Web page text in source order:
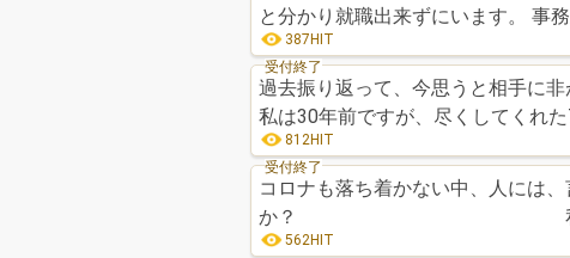
と分かり就職出来ずにいます。 事
387HIT
受付終了
過去振り返って、今思うと相手に
私は30年前ですが、尽くしてくれ
812HIT
受付終了
コロナも落ち着かない中、人には
か？ 私は年甲斐もな
562HIT